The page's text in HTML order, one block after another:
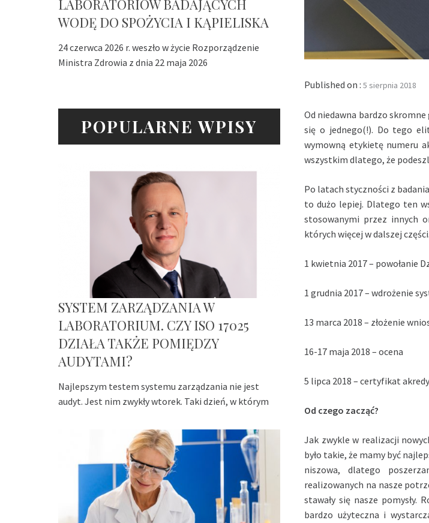
Published on :5 sierpnia 2018
Od niedawna bardzo
się o jednego(!). Do tego
wymowną etykietę numeru
wszystkim dlatego, że
Po latach styczności z
to dużo lepiej. Dlatego ten
stosowanymi przez innych
których więcej w dalszej
1 kwietnia 2017 – powołanie
1 grudnia 2017 – wdrożenie
13 marca 2018 – złożenie
16-17 maja 2018 – ocena
5 lipca 2018 – certyfikat
Od czego zacząć?
Jak zwykle w realizacji
było takie, że mamy być
niszowa, dlatego
realizowanych na nasze
stawały się nasze pomysły.
bardzo użyteczna i
LABORATORIÓW BADAJĄCYCH
WODĘ DO SPOŻYCIA I KĄPIELISKA
24 czerwca 2026 r. weszło w życie Rozporządzenie
Ministra Zdrowia z dnia 22 maja 2026
POPULARNE WPISY
SYSTEM ZARZĄDZANIA W
LABORATORIUM. CZY ISO 17025
DZIAŁA TAKŻE POMIĘDZY
AUDYTAMI?
Najlepszym testem systemu zarządzania nie jest
audyt. Jest nim zwykły wtorek. Taki dzień, w którym